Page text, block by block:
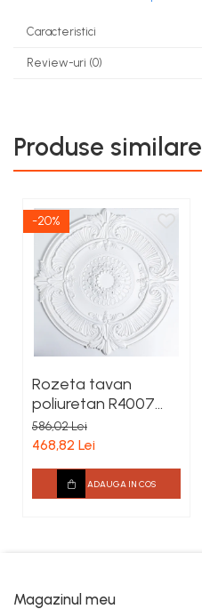
Caracteristici
Review-uri (0)
Produse similare
-20%
Rozeta tavan
poliuretan R4007
diametru 1010 mm
586,02 Lei
468,82 Lei
ADAUGA IN COS
Magazinul meu